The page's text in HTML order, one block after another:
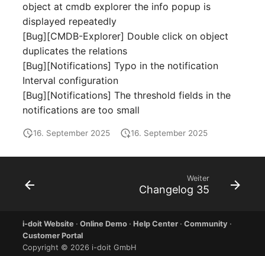
Gruppenmitgliedschaft
Handbuchzuweisung
Hostadapter (HBA)
Hostadresse
object at cmdb explorer the info popup is
displayed repeatedly
[Bug][CMDB-Explorer] Double click on object
duplicates the relations
[Bug][Notifications] Typo in the notification
Interval configuration
[Bug][Notifications] The threshold fields in the
notifications are too small
16. September 2025 16. September 2025
Weiter
Changelog 35
i-doit Website ·Online Demo · Help Center ·Community ·
Customer Portal
Copyright © 2026 i-doit GmbH